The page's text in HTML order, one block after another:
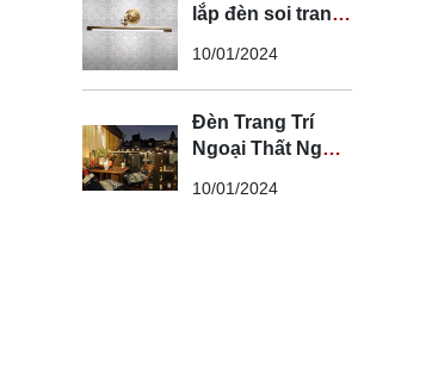
lắp đèn soi tranh
an toàn
10/01/2024
Đèn Trang Trí
Ngoại Thất Ngoài
Thất Trang Trí
10/01/2024